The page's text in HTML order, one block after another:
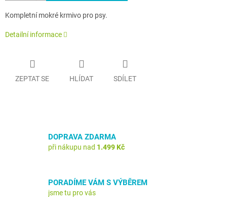
Kompletní mokré krmivo pro psy.
Detailní informace
ZEPTAT SE HLÍDAT SDÍLET
DOPRAVA ZDARMA
při nákupu nad 1.499 Kč
PORADÍME VÁM S VÝBĚREM
jsme tu pro vás